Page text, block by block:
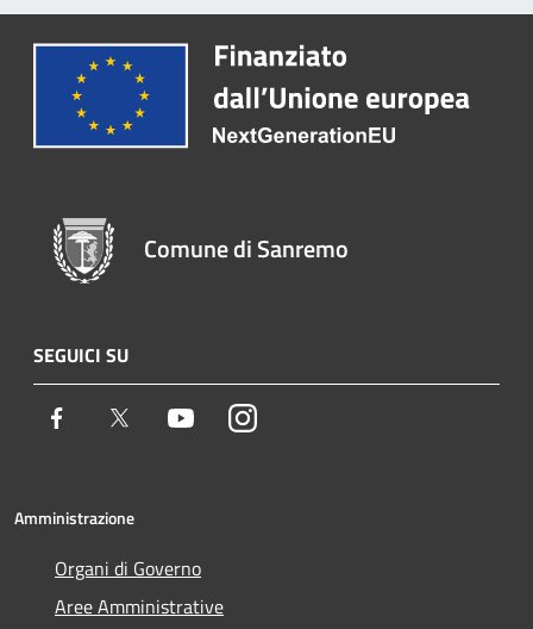
Comune di Sanremo
SEGUICI SU
Facebook Twitter YoutubeInstagram
Amministrazione
Organi di Governo
Aree Amministrative